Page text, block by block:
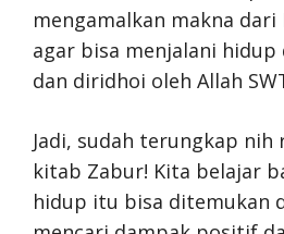
mengamalkan makna
agar bisa menjalani
dan diridhoi oleh Allah
Jadi, sudah terungkap nih
kitab Zabur! Kita belajar
hidup itu bisa ditemukan